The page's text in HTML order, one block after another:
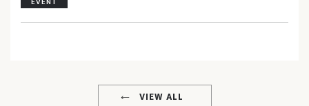
VIEW ALL